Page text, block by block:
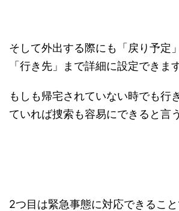
そして外出する際にも「戻り予定
「行き先」まで詳細に設定できます
もしも帰宅されていない時でも行
ていれば捜索も容易にできると言
2つ目は緊急事態に対応できること